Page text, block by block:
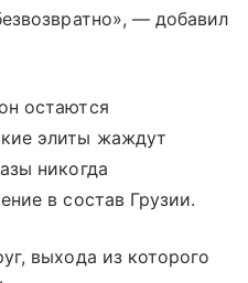
— добавил
остаются
элиты жаждут
никогда
в состав Грузии.
выхода из которого